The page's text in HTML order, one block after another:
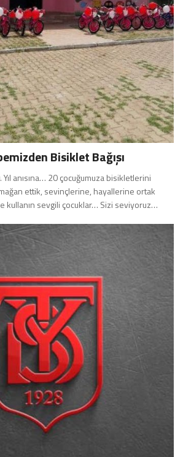
Bisiklet Bağışı
Yıl anısına… 20 çocuğumuza bisikletlerini
ettik, sevinçlerine, hayallerine ortak
kullanın sevgili çocuklar… Sizi seviyoruz…